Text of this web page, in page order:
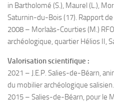
in Bartholomé (S.), Maurel (L.),
Saturnin-du-Bois (17). Rapport
2008 – Morlaàs-Courties (M.)
archéologique, quartier Hélios II,
Valorisation scientifique :
2021 – J.E.P. Salies-de-Béarn,
du mobilier archéologique salisien.
2015 – Salies-de-Béarn, pour le